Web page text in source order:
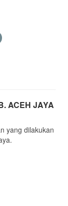
ACEH JAYA
yang dilakukan